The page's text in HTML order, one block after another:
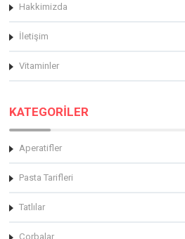
Hakkimizda
İletişim
Vitaminler
KATEGORİLER
Aperatifler
Pasta Tarifleri
Tatlılar
Çorbalar